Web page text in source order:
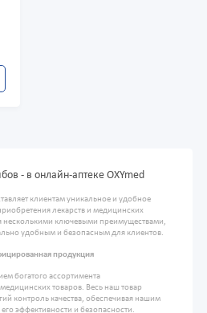
- в онлайн-аптеке OXYmed
клиентам уникальное и удобное
лекарств и медицинских
несколькими ключевыми преимуществами,
удобным и безопасным для клиентов.
продукция
богатого ассортимента
товаров. Весь наш товар
контроль качества, обеспечивая нашим
эффективности и безопасности.